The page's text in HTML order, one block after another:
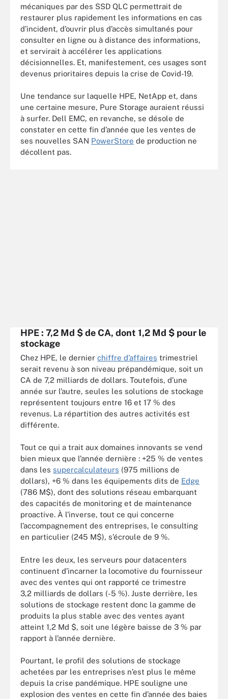
mécaniques par des SSD QLC permettrait de
restaurer plus rapidement les informations en cas
d’incident, d’ouvrir plus d’accès simultanés pour
consulter en ligne ou à distance des informations,
et servirait à accélérer les applications
décisionnelles. Et, manifestement, ces usages sont
devenus prioritaires depuis la crise de Covid-19.
Une tendance sur laquelle HPE, NetApp et, dans
une certaine mesure, Pure Storage auraient réussi
à surfer. Dell EMC, en revanche, se désole de
constater en cette fin d’année que les ventes de
ses nouvelles SAN PowerStore de production ne
décollent pas.
HPE : 7,2 Md $ de CA, dont 1,2 Md $ pour le
stockage
Chez HPE, le dernier chiffre d’affaires trimestriel
serait revenu à son niveau prépandémique, soit un
CA de 7,2 milliards de dollars. Toutefois, d’une
année sur l’autre, seules les solutions de stockage
représentent toujours entre 16 et 17 % des
revenus. La répartition des autres activités est
différente.
Tout ce qui a trait aux domaines innovants se vend
bien mieux que l’année dernière : +25 % de ventes
dans les supercalculateurs (975 millions de
dollars), +6 % dans les équipements dits de Edge
(786 M$), dont des solutions réseau embarquant
des capacités de monitoring et de maintenance
proactive. À l’inverse, tout ce qui concerne
l’accompagnement des entreprises, le consulting
en particulier (245 M$), s’écroule de 9 %.
Entre les deux, les serveurs pour datacenters
continuent d’incarner la locomotive du fournisseur
avec des ventes qui ont rapporté ce trimestre
3,2 milliards de dollars (-5 %). Juste derrière, les
solutions de stockage restent donc la gamme de
produits la plus stable avec des ventes ayant
atteint 1,2 Md $, soit une légère baisse de 3 % par
rapport à l’année dernière.
Pourtant, le profil des solutions de stockage
achetées par les entreprises n’est plus le même
depuis la crise pandémique. HPE souligne une
explosion des ventes en cette fin d’année des baies